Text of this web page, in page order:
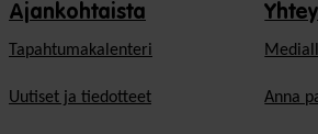
Ajankohtaista
Tapahtumakalenteri
Uutiset ja tiedotteet Anna